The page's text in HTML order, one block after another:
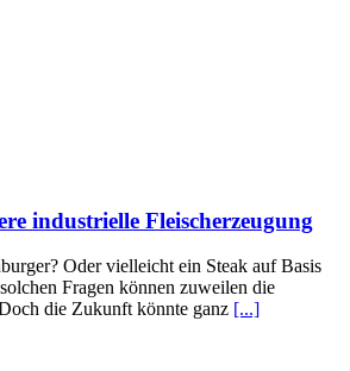
industrielle Fleischerzeugung
Oder vielleicht ein Steak auf Basis
Fragen können zuweilen die
die Zukunft könnte ganz [...]